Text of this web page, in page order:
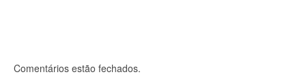
Comentários estão fechados.